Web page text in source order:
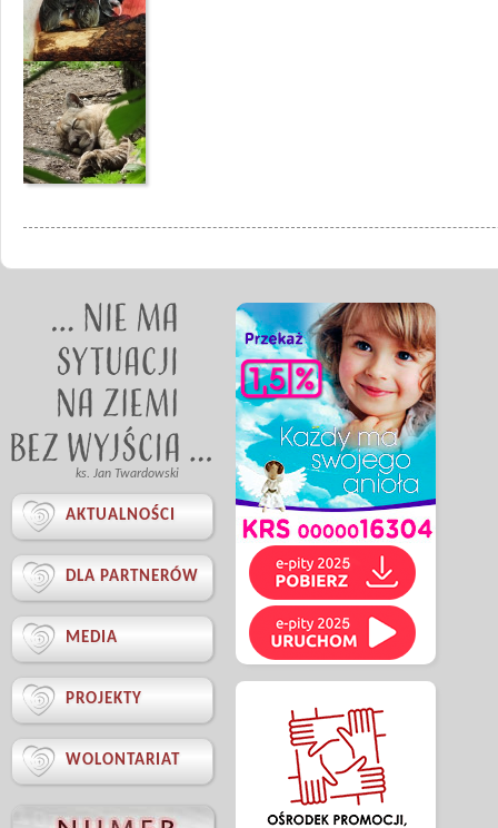
ks. Jan Twardowski
 AKTUALNOŚCI
 DLA PARTNERÓW
 MEDIA
 PROJEKTY
 WOLONTARIAT